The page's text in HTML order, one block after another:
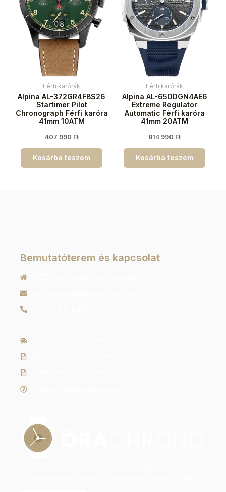
Férfi karórák
Alpina AL-372GR4FBS26
Startimer Pilot
Chronograph Férfi karóra
41mm 10ATM
407 990 Ft
Kosárba teszem
Férfi karórák
Alpina AL-650DGN4AE6
Extreme Regulator
Automatic Férfi karóra
41mm 20ATM
814 990 Ft
Kosárba teszem
Bemutatóterem és kapcsolat